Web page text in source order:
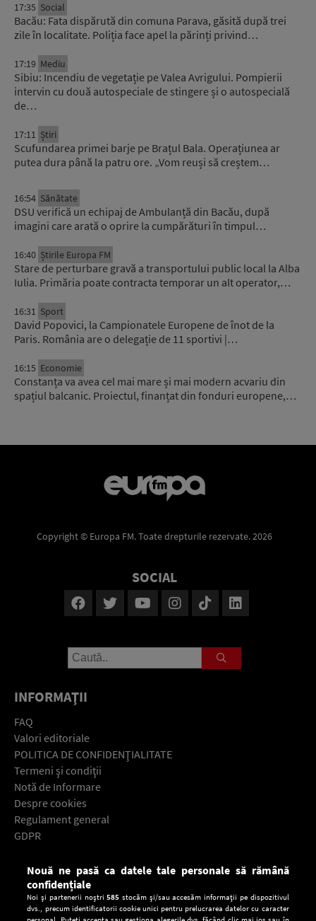
17:35 Social
Bacău: Fata dispărută din comuna Parava, găsită după trei
zile în localitate. Poliția face apel la părinți privind…
17:19 Mediu
Sibiu: Incendiu de vegetație pe Valea Avrigului. Pompierii
intervin cu două autospeciale de stingere și o autospecială
de…
17:11 Știri
Scufundarea primei barje pe Brațul Bala. Operațiunea ar
putea dura până la patru ore. „Vom reuși să creștem…
16:54 Sănătate
DSU verifică un echipaj de Ambulanță din Bacău, după
imagini care arată o oprire la cumpărături în timpul…
16:40 Știrile Europa FM
Stare de perturbare gravă a transportului public local la Alba
Iulia. Primăria poate contracta temporar un alt operator,…
16:31 Sport
David Popovici, la Campionatele Europene de înot de la
Paris. România are o delegație de 11 sportivi |…
16:15 Economie
Constanța va avea cel mai mare și mai modern acvariu din
spațiul balcanic. Proiectul, finanțat din fonduri europene,…
Copyright © Europa FM. Toate drepturile rezervate. 2026
SOCIAL
INFORMAŢII
FAQ
Valori editoriale
POLITICA DE CONFIDENŢIALITATE
Termeni şi condiţii
Notă de Informare
Despre cookies
Regulament general
GDPR
Descarcă gratuit aplicaţia Europa FM pentru smartphone:
Nouă ne pasă ca datele tale personale să rămână
confidențiale
Noi și partenerii noștri585 stocăm și/sau accesăm informații pe dispozitivul
dvs., precum identificatorii cookie unici pentru prelucrarea datelor cu caracter